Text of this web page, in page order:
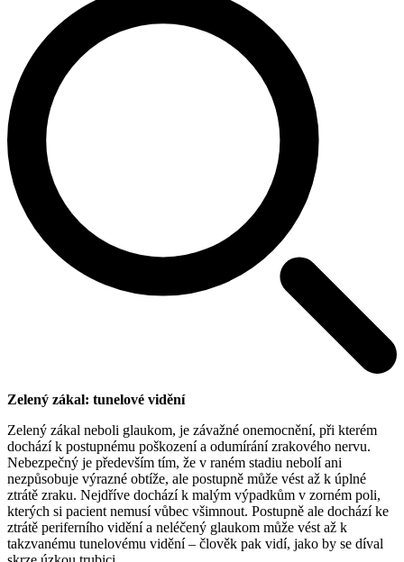
Zelený zákal: tunelové vidění
Zelený zákal neboli glaukom, je závažné onemocnění, při kterém
dochází k postupnému poškození a odumírání zrakového nervu.
Nebezpečný je především tím, že v raném stadiu nebolí ani
nezpůsobuje výrazné obtíže, ale postupně může vést až k úplné
ztrátě zraku. Nejdříve dochází k malým výpadkům v zorném poli,
kterých si pacient nemusí vůbec všimnout. Postupně ale dochází ke
ztrátě periferního vidění a neléčený glaukom může vést až k
takzvanému tunelovému vidění – člověk pak vidí, jako by se díval